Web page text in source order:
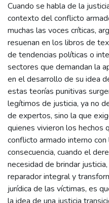
Cuando se habla de la
contexto del conflicto
muchas las voces críticas,
resuenan en los libros de
de tendencias políticas o
sectores que demandan la
en el desarrollo de su idea
estas teorías punitivas
legítimos de justicia, ya no
de expertos, sino la que
quienes vivieron los hechos
conflicto armado interno
consecuencia, cuando el
necesidad de brindar
reparador integral y
jurídica de las víctimas, es